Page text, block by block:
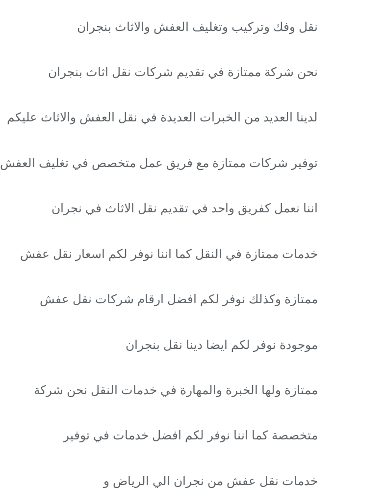
نقل وفك وتركيب وتغليف العفش والاثاث بنجران
نحن شركة ممتازة في تقديم شركات نقل اثاث بنجران
لدينا العديد من الخبرات العديدة في نقل العفش والاثاث عليكم
توفير شركات ممتازة مع فريق عمل متخصص في تغليف العفش
اننا نعمل كفريق واحد في تقديم نقل الاثاث في نجران
خدمات ممتازة في النقل كما اننا نوفر لكم اسعار نقل عفش
ممتازة وكذلك نوفر لكم افضل ارقام شركات نقل عفش
موجودة نوفر لكم ايضا دينا نقل بنجران
ممتازة ولها الخبرة والمهارة في خدمات النقل نحن شركة
متخصصة كما اننا نوفر لكم افضل خدمات في توفير
خدمات نقل عفش من نجران الي الرياض و